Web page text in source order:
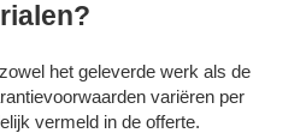
het geleverde werk als de
variëren per
vermeld in de offerte.